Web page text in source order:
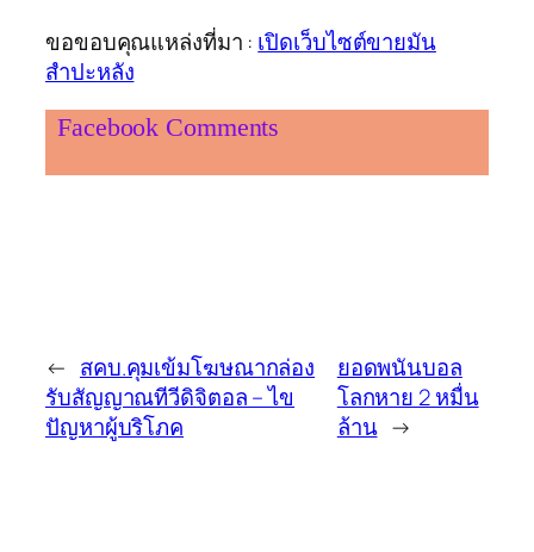
ขอขอบคุณแหล่งที่มา : เปิดเว็บไซต์ขายมัน
สำปะหลัง
Facebook Comments
← สคบ.คุมเข้มโฆษณากล่อง
รับสัญญาณทีวีดิจิตอล – ไข
ปัญหาผู้บริโภค
ยอดพนันบอล
โลกหาย 2 หมื่น
ล้าน →